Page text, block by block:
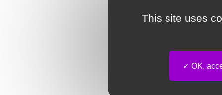
This site uses
OK,